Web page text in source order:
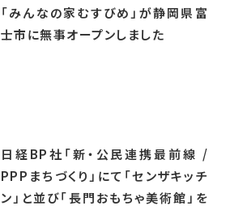
「みんなの家むすびめ」が静岡県富
士市に無事オープンしました
日経BP社「新・公民連携最前線 /
PPPまちづくり」にて「センザキッチ
ン」と並び「長門おもちゃ美術館」を